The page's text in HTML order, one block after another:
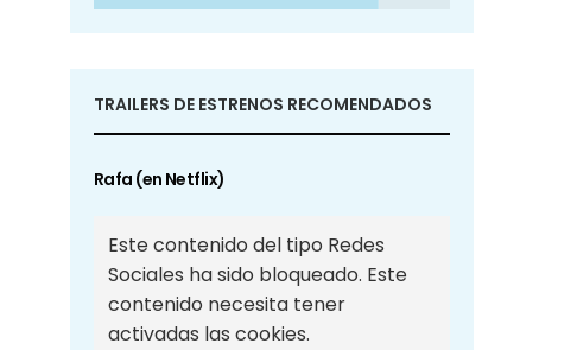
TRAILERS DE ESTRENOS RECOMENDADOS
Rafa (en Netflix)
Este contenido del tipo Redes
Sociales ha sido bloqueado. Este
contenido necesita tener
activadas las cookies.